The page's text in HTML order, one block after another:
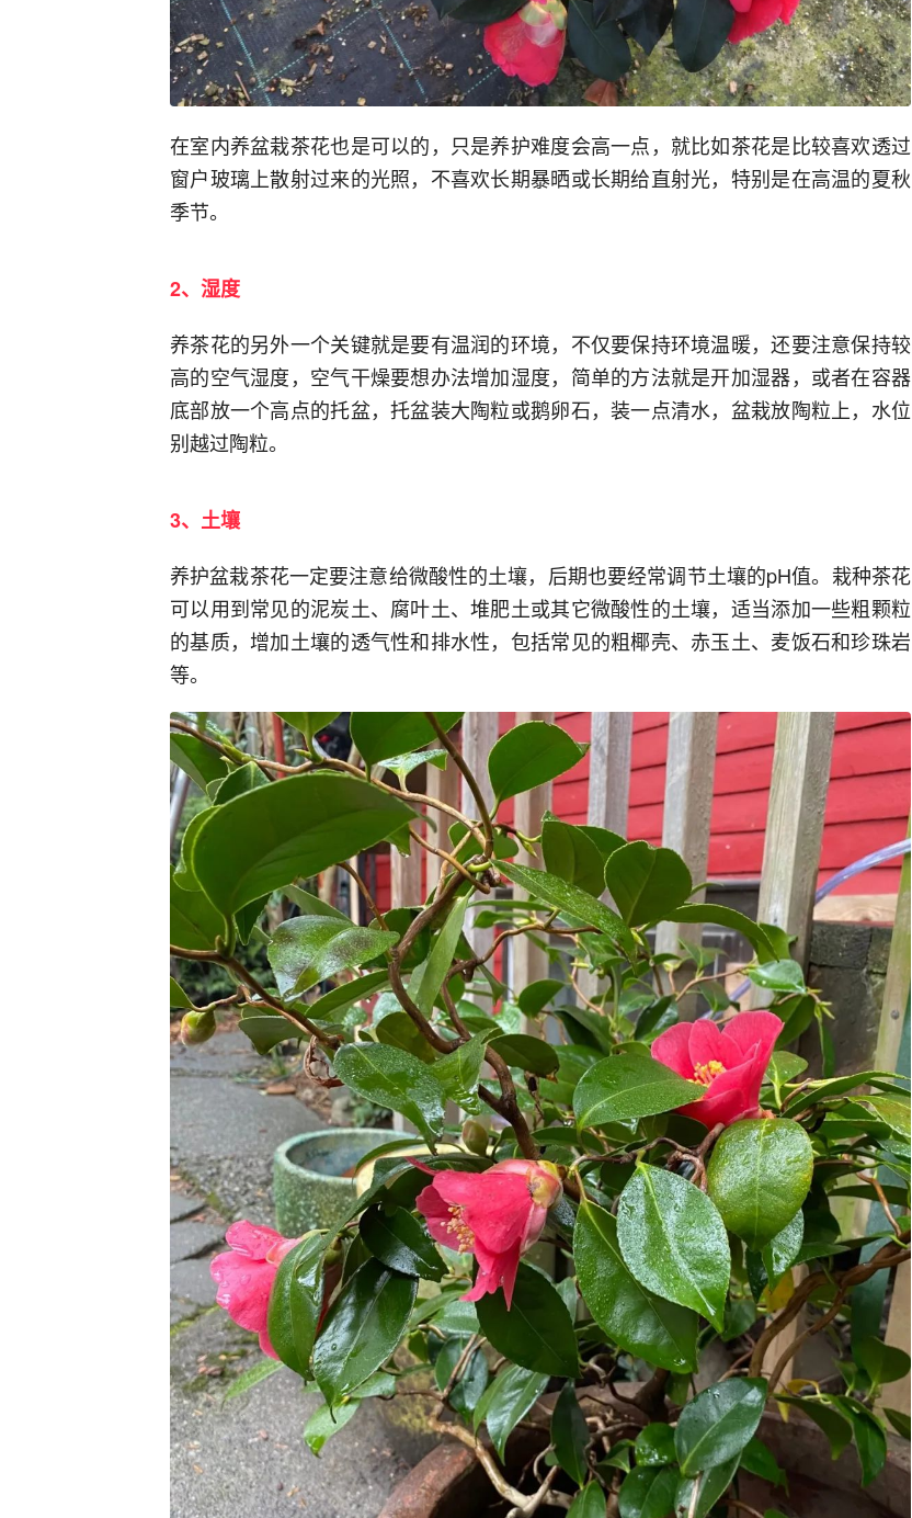
在室内养盆栽茶花也是可以的，只是养护难度会高一点，就比如茶花是比较喜欢透过
窗户玻璃上散射过来的光照，不喜欢长期暴晒或长期给直射光，特别是在高温的夏秋
季节。
2、湿度
养茶花的另外一个关键就是要有温润的环境，不仅要保持环境温暖，还要注意保持较
高的空气湿度，空气干燥要想办法增加湿度，简单的方法就是开加湿器，或者在容器
底部放一个高点的托盆，托盆装大陶粒或鹅卵石，装一点清水，盆栽放陶粒上，水位
别越过陶粒。
3、土壤
养护盆栽茶花一定要注意给微酸性的土壤，后期也要经常调节土壤的pH值。栽种茶花
可以用到常见的泥炭土、腐叶土、堆肥土或其它微酸性的土壤，适当添加一些粗颗粒
的基质，增加土壤的透气性和排水性，包括常见的粗椰壳、赤玉土、麦饭石和珍珠岩
等。